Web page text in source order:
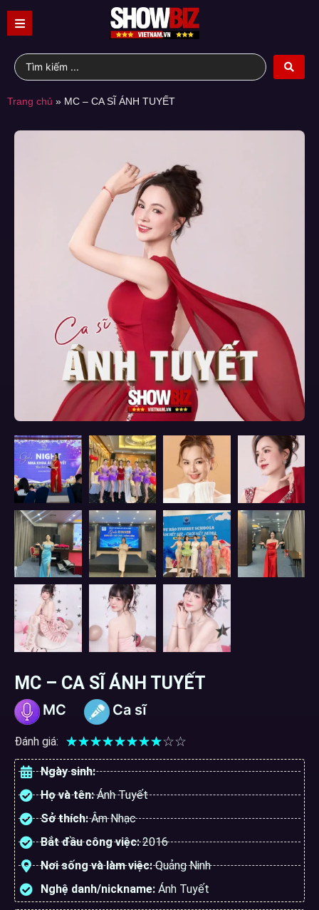
Trang chủ » MC – CA SĨ ÁNH TUYẾT
MC – CA SĨ ÁNH TUYẾT
MC Ca sĩ
Đánh giá: ☆☆☆☆☆☆☆☆☆☆
Ngày sinh:
Họ và tên:Ánh Tuyết
Sở thích:Âm Nhạc
Bắt đầu công việc:2016
Nơi sống và làm việc:Quảng Ninh
Nghệ danh/nickname: Ánh Tuyết